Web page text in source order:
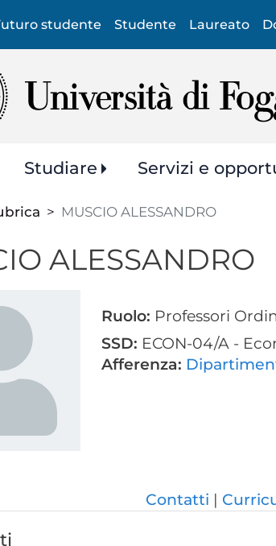
studente Studente Laureato
Studiare Servizi e
MUSCIO ALESSANDRO
ALESSANDRO
Ruolo: Professori
SSD: ECON-04/A -
Afferenza:
Contatti